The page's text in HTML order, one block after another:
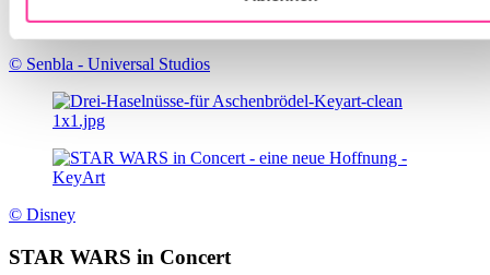
© Senbla - Universal Studios
© Disney
STAR WARS in Concert